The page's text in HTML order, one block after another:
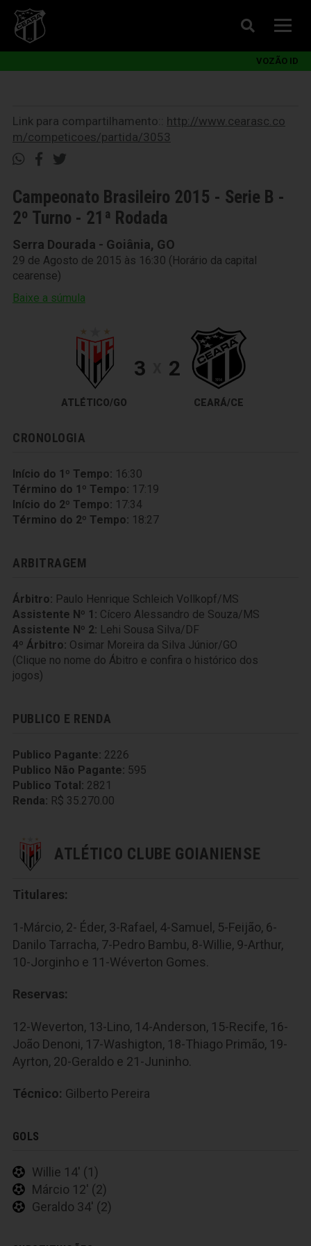
VOZÃO ID
Link para compartilhamento:: http://www.cearasc.co
m/competicoes/partida/3053
Campeonato Brasileiro 2015 - Serie B -
2º Turno - 21ª Rodada
Serra Dourada - Goiânia, GO
29 de Agosto de 2015 às 16:30 (Horário da capital
cearense)
Baixe a súmula
ATLÉTICO/GO
3 2
CEARÁ/CE
CRONOLOGIA
Início do 1º Tempo: 16:30
Término do 1º Tempo: 17:19
Início do 2º Tempo: 17:34
Término do 2º Tempo: 18:27
ARBITRAGEM
Árbitro: Paulo Henrique Schleich Vollkopf/MS
Assistente Nº 1: Cícero Alessandro de Souza/MS
Assistente Nº 2: Lehi Sousa Silva/DF
4º Árbitro: Osimar Moreira da Silva Júnior/GO
(Clique no nome do Ábitro e confira o histórico dos
jogos)
PUBLICO E RENDA
Publico Pagante: 2226
Publico Não Pagante: 595
Publico Total: 2821
Renda: R$ 35.270.00
ATLÉTICO CLUBE GOIANIENSE
Titulares:
1-Márcio, 2- Éder, 3-Rafael, 4-Samuel, 5-Feijão, 6-
Danilo Tarracha, 7-Pedro Bambu, 8-Willie, 9-Arthur,
10-Jorginho e 11-Wéverton Gomes.
Reservas:
12-Weverton, 13-Lino, 14-Anderson, 15-Recife, 16-
João Denoni, 17-Washigton, 18-Thiago Primão, 19-
Ayrton, 20-Geraldo e 21-Juninho.
Técnico: Gilberto Pereira
GOLS
Willie 14' (1)
Márcio 12' (2)
Geraldo 34' (2)